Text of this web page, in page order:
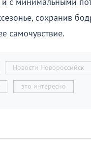
и с минимальными
сохранив
самочувствие.
Новости Новороссийск
это интересно